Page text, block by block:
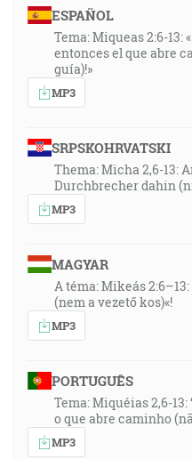
ESPAÑOL
Tema: Miqueas 2:6-13:
entonces el que abre
guía)!»
MP3
SRPSKOHRVATSKI
Thema: Micha 2,6-13:
Durchbrecher dahin
MP3
MAGYAR
A téma: Mikeás
(nem a vezető kos)«!
MP3
PORTUGUÊS
Tema: Miquéias 2,6-
o que abre caminho
MP3